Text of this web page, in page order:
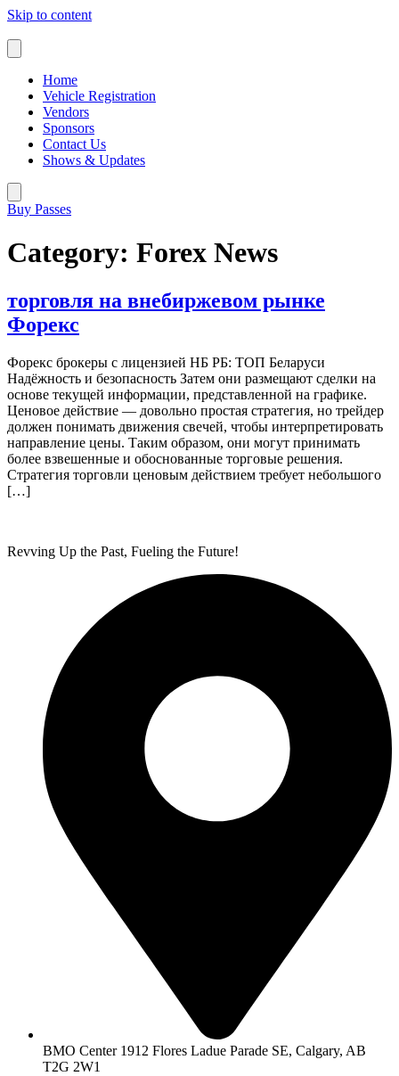
Skip to content
Home
Vehicle Registration
Vendors
Sponsors
Contact Us
Shows & Updates
Buy Passes
Category: Forex News
торговля на внебиржевом рынке
Форекс
Форекс брокеры с лицензией НБ РБ: ТОП Беларуси
Надёжность и безопасность Затем они размещают сделки на
основе текущей информации, представленной на графике.
Ценовое действие — довольно простая стратегия, но трейдер
должен понимать движения свечей, чтобы интерпретировать
направление цены. Таким образом, они могут принимать
более взвешенные и обоснованные торговые решения.
Стратегия торговли ценовым действием требует небольшого
[…]
Revving Up the Past, Fueling the Future!
BMO Center 1912 Flores Ladue Parade SE, Calgary, AB
T2G 2W1